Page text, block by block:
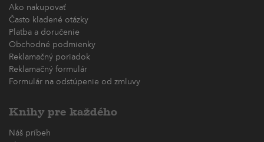
Ako nakupovať
Často kladené otázky
Platba a doručenie
Obchodné podmienky
Reklamačný poriadok
Reklamačný formulár
Formulár na odstúpenie od zmluvy
Knihy pre každého
Náš príbeh